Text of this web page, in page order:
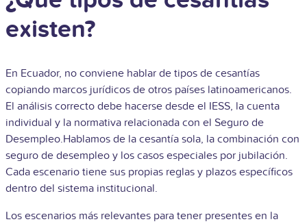
existen?
En Ecuador, no conviene hablar de tipos de cesantías
copiando marcos jurídicos de otros países latinoamericanos.
El análisis correcto debe hacerse desde el IESS, la cuenta
individual y la normativa relacionada con el Seguro de
Desempleo.Hablamos de la cesantía sola, la combinación con
seguro de desempleo y los casos especiales por jubilación.
Cada escenario tiene sus propias reglas y plazos específicos
dentro del sistema institucional.
Los escenarios más relevantes para tener presentes en la